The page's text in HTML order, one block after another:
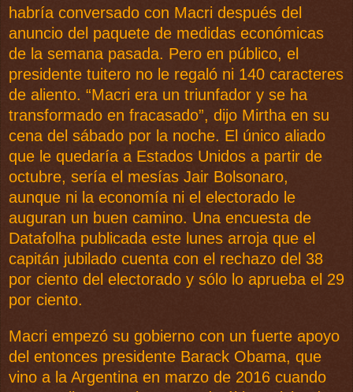
habría conversado con Macri después del
anuncio del paquete de medidas económicas
de la semana pasada. Pero en público, el
presidente tuitero no le regaló ni 140 caracteres
de aliento. “Macri era un triunfador y se ha
transformado en fracasado”, dijo Mirtha en su
cena del sábado por la noche. El único aliado
que le quedaría a Estados Unidos a partir de
octubre, sería el mesías Jair Bolsonaro,
aunque ni la economía ni el electorado le
auguran un buen camino. Una encuesta de
Datafolha publicada este lunes arroja que el
capitán jubilado cuenta con el rechazo del 38
por ciento del electorado y sólo lo aprueba el 29
por ciento.
Macri empezó su gobierno con un fuerte apoyo
del entonces presidente Barack Obama, que
vino a la Argentina en marzo de 2016 cuando